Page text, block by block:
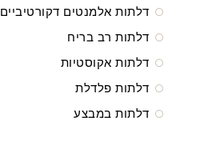
דלתות אלמנטים דקורטיביים
דלתות רב בריח
דלתות אקוסטיות
דלתות פלדלת
דלתות במבצע